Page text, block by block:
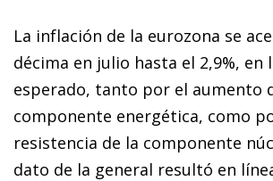
La inflación de la eurozona se
décima en julio hasta el 2,9%, en
esperado, tanto por el aumento
componente energética, como
resistencia de la componente
dato de la general resultó en